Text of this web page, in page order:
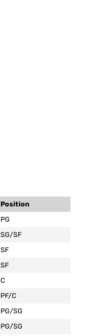
Position
PG
SG/SF
SF
SF
C
PF/C
PG/SG
PG/SG